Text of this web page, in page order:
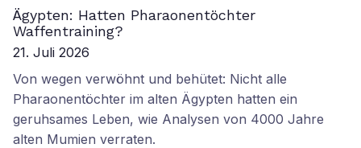
Ägypten: Hatten Pharaonentöchter
Waffentraining?
21. Juli 2026
Von wegen verwöhnt und behütet: Nicht alle
Pharaonentöchter im alten Ägypten hatten ein
geruhsames Leben, wie Analysen von 4000 Jahre
alten Mumien verraten.